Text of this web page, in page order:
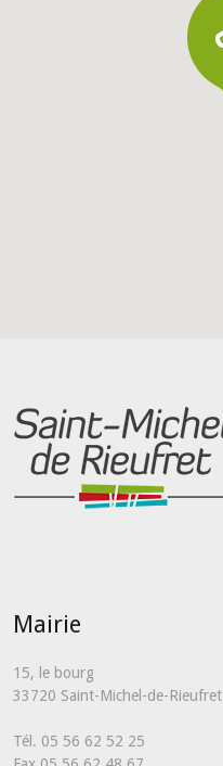
Mairie
15, le bourg
33720 Saint-Michel-de-Rieufret
Tél. 05 56 62 52 25